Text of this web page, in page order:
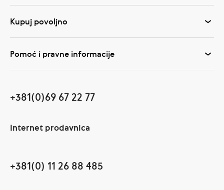
Kupuj povoljno
Pomoć i pravne informacije
+381(0)69 67 22 77
Internet prodavnica
+381(0) 11 26 88 485